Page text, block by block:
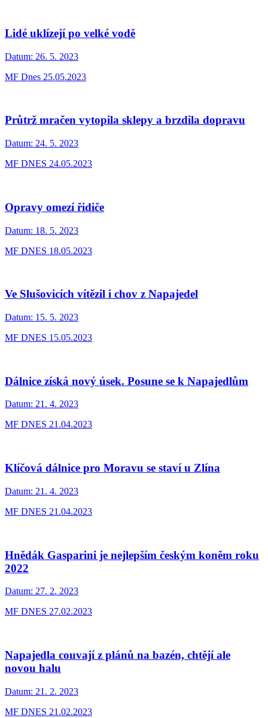
Lidé uklízejí po velké vodě
Datum: 26. 5. 2023
MF Dnes 25.05.2023
Průtrž mračen vytopila sklepy a brzdila dopravu
Datum: 24. 5. 2023
MF DNES 24.05.2023
Opravy omezí řidiče
Datum: 18. 5. 2023
MF DNES 18.05.2023
Ve Slušovicích vítězil i chov z Napajedel
Datum: 15. 5. 2023
MF DNES 15.05.2023
Dálnice získá nový úsek. Posune se k Napajedlům
Datum: 21. 4. 2023
MF DNES 21.04.2023
Klíčová dálnice pro Moravu se staví u Zlína
Datum: 21. 4. 2023
MF DNES 21.04.2023
Hnědák Gasparini je nejlepším českým koněm roku
2022
Datum: 27. 2. 2023
MF DNES 27.02.2023
Napajedla couvají z plánů na bazén, chtějí ale
novou halu
Datum: 21. 2. 2023
MF DNES 21.02.2023